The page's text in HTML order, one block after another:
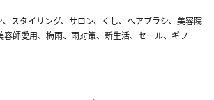
スタイリング、サロン、くし、ヘアブラシ、美容院
師愛用、梅雨、雨対策、新生活、セール、ギフ